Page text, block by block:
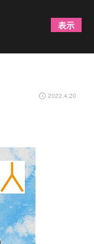
ぶりに再演決
2022.4.20
表示